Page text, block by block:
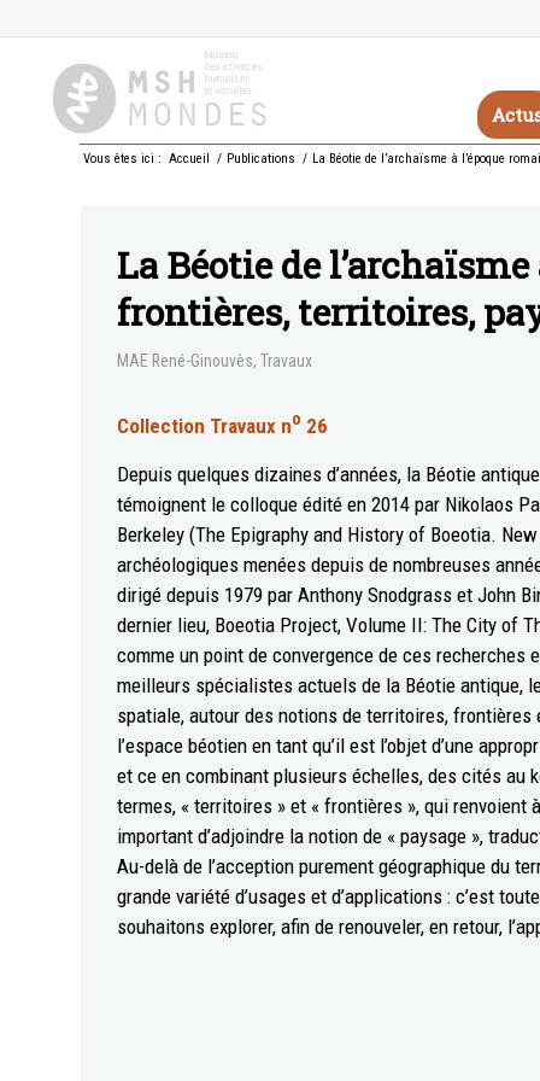
Vous êtes ici : Accueil / Publications / La Béotie de l’archaïsme à l’époque
La Béotie de
frontières, territoires,
MAE René-Ginouvès, Travaux
Collection Travaux no 26
Depuis quelques dizaines d’années, la Béotie
témoignent le colloque édité en 2014 par Nikolaos
Berkeley (The Epigraphy and History of Boeotia.
archéologiques menées depuis de nombreuses
dirigé depuis 1979 par Anthony Snodgrass et John
dernier lieu, Boeotia Project, Volume II: The City of
comme un point de convergence de ces
meilleurs spécialistes actuels de la Béotie antique,
spatiale, autour des notions de territoires, frontières
l’espace béotien en tant qu’il est l’objet d’une
et ce en combinant plusieurs échelles, des cités au
termes, « territoires » et « frontières », qui
important d’adjoindre la notion de « paysage »,
Au-delà de l’acception purement géographique du
grande variété d’usages et d’applications : c’est
souhaitons explorer, afin de renouveler, en retour,